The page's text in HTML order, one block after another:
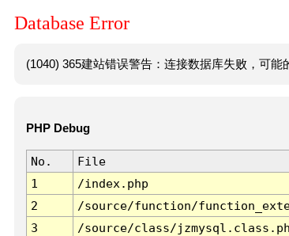
Database Error
(1040) 365建站错误警告：连接数据库失败，可能
PHP Debug
No. File
1
/index.php
2
/source/function/
3
/source/class/